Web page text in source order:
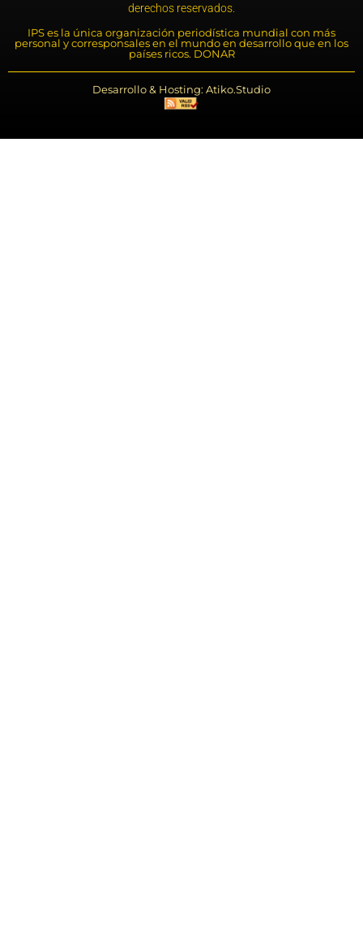
derechos reservados.
IPS es la única organización periodística mundial con más
personal y corresponsales en el mundo en desarrollo que en los
países ricos. DONAR
Desarrollo & Hosting: Atiko.Studio